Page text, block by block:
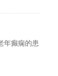
年癫痫的患